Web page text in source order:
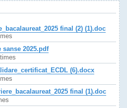
final (2) (1).doc
sanse 2025.pdf
(6).docx
final (1).doc